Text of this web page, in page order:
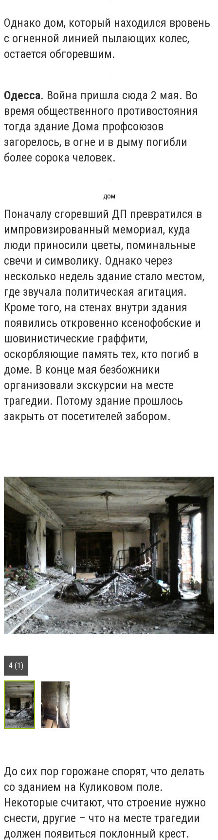
Однако дом, который находился вровень
с огненной линией пылающих колес,
остается обгоревшим.
Одесса. Война пришла сюда 2 мая. Во
время общественного противостояния
тогда здание Дома профсоюзов
загорелось, в огне и в дыму погибли
более сорока человек.
дом
Поначалу сгоревший ДП превратился в
импровизированный мемориал, куда
люди приносили цветы, поминальные
свечи и символику. Однако через
несколько недель здание стало местом,
где звучала политическая агитация.
Кроме того, на стенах внутри здания
появились откровенно ксенофобские и
шовинистические граффити,
оскорбляющие память тех, кто погиб в
доме. В конце мая безбожники
организовали экскурсии на месте
трагедии. Потому здание прошлось
закрыть от посетителей забором.
4 (1)
До сих пор горожане спорят, что делать
со зданием на Куликовом поле.
Некоторые считают, что строение нужно
снести, другие – что на месте трагедии
должен появиться поклонный крест.